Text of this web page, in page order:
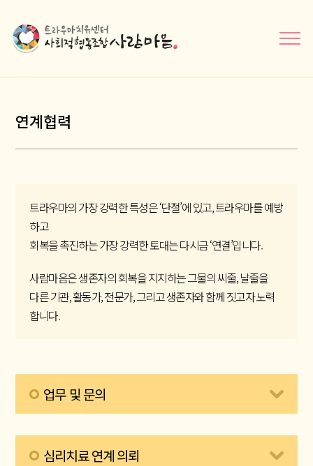
메뉴닫기
연계협력
트라우마의 가장 강력한 특성은 ‘단절’에 있고, 트라우마를 예방
하고
회복을 촉진하는 가장 강력한 토대는 다시금 ‘연결’입니다.
사람마음은 생존자의 회복을 지지하는 그물의 씨줄, 날줄을
다른 기관, 활동가, 전문가, 그리고 생존자와 함께 짓고자 노력
합니다.
업무 및 문의
업무 및 관련 문의는 이메일로 전해주세요.
connect@traumahealingcenter.org
심리치료 연계 의뢰